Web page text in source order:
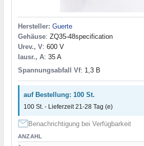
Hersteller: Guerte
Gehäuse: ZQ35-48specification
Urev., V: 600 V
Iausr., A: 35 A
Spannungsabfall Vf: 1,3 В
auf Bestellung: 100 St.
100 St. - Lieferzeit 21-28 Tag (e)
Benachrichtigung bei Verfügbarkeit
ANZAHL